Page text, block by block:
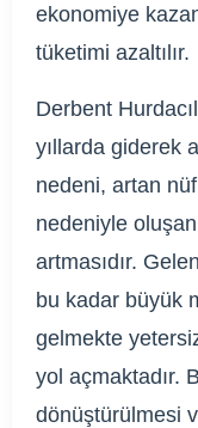
ekonomiye
tüketimi azaltılır.
Derbent
yıllarda giderek
nedeni, artan
nedeniyle
artmasıdır.
bu kadar büyük
gelmekte
yol açmaktadır.
dönüştürülmesi